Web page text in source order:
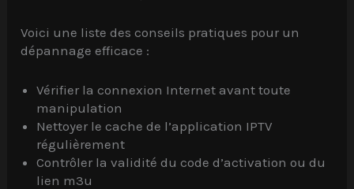
Voici une liste des conseils pratiques pour un
dépannage efficace :
Vérifier la connexion Internet avant toute
manipulation
Nettoyer le cache de l’application IPTV
régulièrement
Contrôler la validité du code d’activation ou du
lien m3u